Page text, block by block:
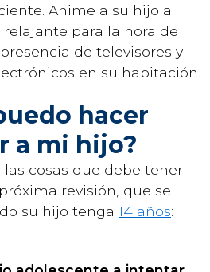
Anime a su hijo a
para la hora de
de televisores y
en su habitación.
hacer
a mi hijo?
cosas que debe tener
revisión, que se
su hijo tenga 14 años: